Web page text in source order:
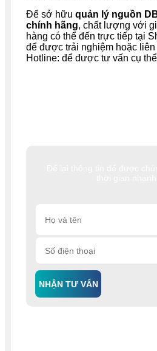
NHẬN TƯ VẤN
Để sở hữu quản lý nguồn
chính hãng, chất lượng với
hàng có thể đến trực tiếp tại
để được trải nghiệm hoặc
Hotline: để được tư vấn cụ